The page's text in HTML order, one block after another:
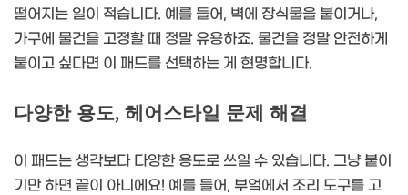
떨어지는 일이 적습니다. 예를 들어, 벽에 장식물을 붙이거나,
가구에 물건을 고정할 때 정말 유용하죠. 물건을 정말 안전하게
붙이고 싶다면 이 패드를 선택하는 게 현명합니다.
다양한 용도, 헤어스타일 문제 해결
이 패드는 생각보다 다양한 용도로 쓰일 수 있습니다. 그냥 붙이
기만 하면 끝이 아니에요! 예를 들어, 부엌에서 조리 도구를 고